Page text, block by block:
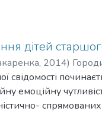
дітей
, 2014)
свідомості
емоційну
складають